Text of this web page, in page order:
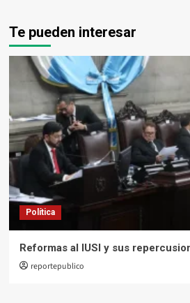
Te pueden interesar
Política
Reformas al IUSI y sus
reportepublico